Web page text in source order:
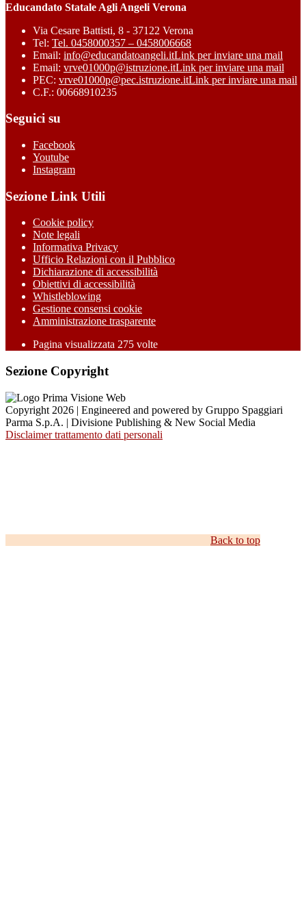
Educandato Statale Agli Angeli Verona
Via Cesare Battisti, 8 - 37122 Verona
Tel: Tel. 0458000357 – 0458006668
Email: info@educandatoangeli.itLink per inviare una mail
Email: vrve01000p@istruzione.itLink per inviare una mail
PEC: vrve01000p@pec.istruzione.itLink per inviare una mail
C.F.: 00668910235
Seguici su
Facebook
Youtube
Instagram
Sezione Link Utili
Cookie policy
Note legali
Informativa Privacy
Ufficio Relazioni con il Pubblico
Dichiarazione di accessibilità
Obiettivi di accessibilità
Whistleblowing
Gestione consensi cookie
Amministrazione trasparente
Pagina visualizzata 275 volte
Sezione Copyright
Copyright 2026 | Engineered and powered by Gruppo Spaggiari
Parma S.p.A. | Divisione Publishing & New Social Media
Disclaimer trattamento dati personali
Back to top